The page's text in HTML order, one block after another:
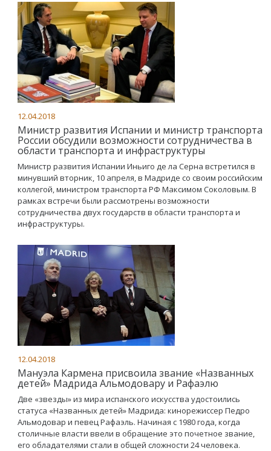
12.04.2018
Министр развития Испании и министр транспорта
России обсудили возможности сотрудничества в
области транспорта и инфраструктуры
Министр развития Испании Иньиго де ла Серна встретился в
минувший вторник, 10 апреля, в Мадриде со своим российским
коллегой, министром транспорта РФ Максимом Соколовым. В
рамках встречи были рассмотрены возможности
сотрудничества двух государств в области транспорта и
инфраструктуры.
12.04.2018
Мануэла Кармена присвоила звание «Названных
детей» Мадрида Альмодовару и Рафаэлю
Две «звезды» из мира испанского искусства удостоились
статуса «Названных детей» Мадрида: кинорежиссер Педро
Альмодовар и певец Рафаэль. Начиная с 1980 года, когда
столичные власти ввели в обращение это почетное звание,
его обладателями стали в общей сложности 24 человека.